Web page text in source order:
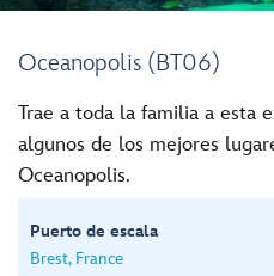
Oceanopolis (BT06)
Trae a toda la familia a esta
algunos de los mejores
Oceanopolis.
Puerto de escala
Brest, France